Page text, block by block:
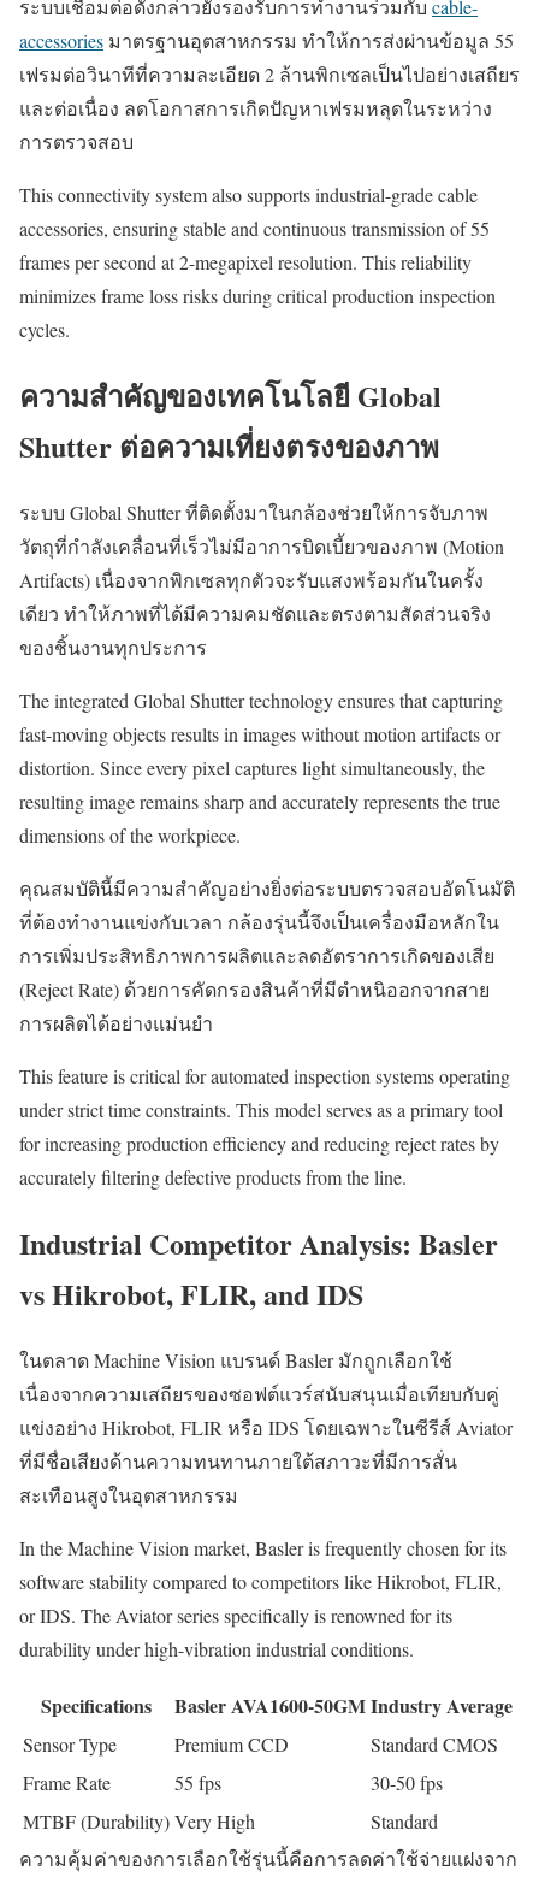
ระบบเชื่อมต่อดังกล่าวยังรองรับการทำงานร่วมกับ cable-
accessories มาตรฐานอุตสาหกรรม ทำให้การส่งผ่านข้อมูล 55
เฟรมต่อวินาทีที่ความละเอียด 2 ล้านพิกเซลเป็นไปอย่างเสถียร
และต่อเนื่อง ลดโอกาสการเกิดปัญหาเฟรมหลุดในระหว่าง
การตรวจสอบ
This connectivity system also supports industrial-grade cable
accessories, ensuring stable and continuous transmission of 55
frames per second at 2-megapixel resolution. This reliability
minimizes frame loss risks during critical production inspection
cycles.
ความสำคัญของเทคโนโลยี Global
Shutter ต่อความเที่ยงตรงของภาพ
ระบบ Global Shutter ที่ติดตั้งมาในกล้องช่วยให้การจับภาพ
วัตถุที่กำลังเคลื่อนที่เร็วไม่มีอาการบิดเบี้ยวของภาพ (Motion
Artifacts) เนื่องจากพิกเซลทุกตัวจะรับแสงพร้อมกันในครั้ง
เดียว ทำให้ภาพที่ได้มีความคมชัดและตรงตามสัดส่วนจริง
ของชิ้นงานทุกประการ
The integrated Global Shutter technology ensures that capturing
fast-moving objects results in images without motion artifacts or
distortion. Since every pixel captures light simultaneously, the
resulting image remains sharp and accurately represents the true
dimensions of the workpiece.
คุณสมบัตินี้มีความสำคัญอย่างยิ่งต่อระบบตรวจสอบอัตโนมัติ
ที่ต้องทำงานแข่งกับเวลา กล้องรุ่นนี้จึงเป็นเครื่องมือหลักใน
การเพิ่มประสิทธิภาพการผลิตและลดอัตราการเกิดของเสีย
(Reject Rate) ด้วยการคัดกรองสินค้าที่มีตำหนิออกจากสาย
การผลิตได้อย่างแม่นยำ
This feature is critical for automated inspection systems operating
under strict time constraints. This model serves as a primary tool
for increasing production efficiency and reducing reject rates by
accurately filtering defective products from the line.
Industrial Competitor Analysis: Basler
vs Hikrobot, FLIR, and IDS
ในตลาด Machine Vision แบรนด์ Basler มักถูกเลือกใช้
เนื่องจากความเสถียรของซอฟต์แวร์สนับสนุนเมื่อเทียบกับคู่
แข่งอย่าง Hikrobot, FLIR หรือ IDS โดยเฉพาะในซีรีส์ Aviator
ที่มีชื่อเสียงด้านความทนทานภายใต้สภาวะที่มีการสั่น
สะเทือนสูงในอุตสาหกรรม
In the Machine Vision market, Basler is frequently chosen for its
software stability compared to competitors like Hikrobot, FLIR,
or IDS. The Aviator series specifically is renowned for its
durability under high-vibration industrial conditions.
Specifications Basler AVA1600-50GMIndustry Average
Sensor Type Premium CCD
Standard CMOS
Frame Rate
55 fps
30-50 fps
MTBF (Durability)Very High
Standard
ความคุ้มค่าของการเลือกใช้รุ่นนี้คือการลดค่าใช้จ่ายแฝงจาก